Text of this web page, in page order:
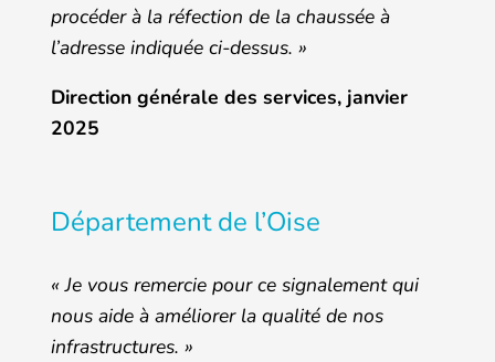
procéder à la réfection de la chaussée à
l’adresse indiquée ci-dessus. »
Direction générale des services, janvier
2025
Département de l’Oise
« Je vous remercie pour ce signalement qui
nous aide à améliorer la qualité de nos
infrastructures. »